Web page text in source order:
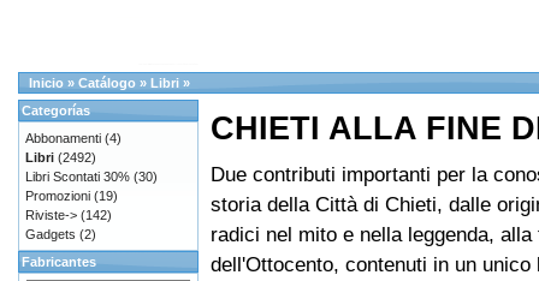
Inicio » Catálogo » Libri »
CHIETI ALLA FINE
Due contributi importanti per la
storia della Città di Chieti, dalle
radici nel mito e nella leggenda, alla
dell'Ottocento, contenuti in un unico
Categorías
Abbonamenti (4)
Libri (2492)
Libri Scontati 30% (30)
Promozioni (19)
Riviste-> (142)
Gadgets (2)
Fabricantes